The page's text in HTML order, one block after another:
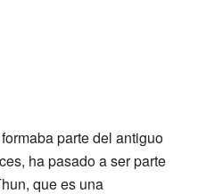
parte del antiguo
ha pasado a ser parte
que es una